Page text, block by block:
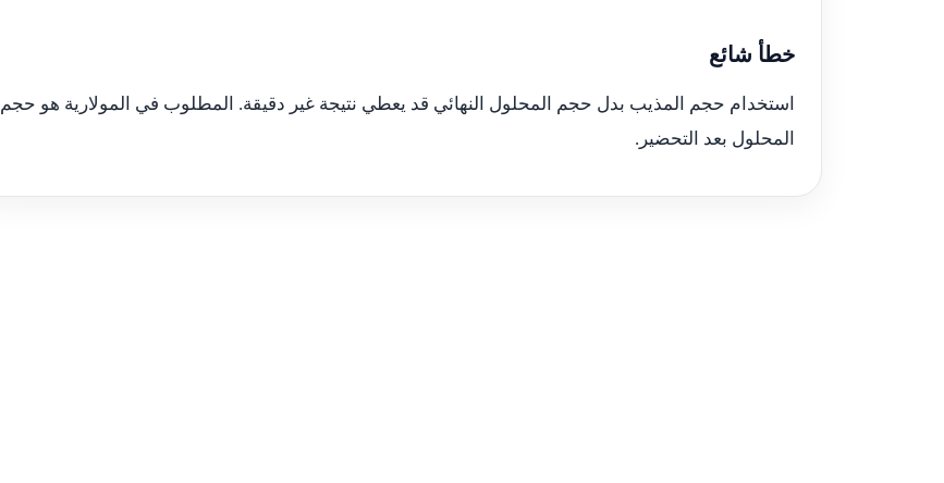
خطأ شائع
استخدام حجم المذيب بدل حجم المحلول النهائي قد يعطي نتيجة غير دقيقة. المطلوب في المولارية هو حجم
المحلول بعد التحضير.